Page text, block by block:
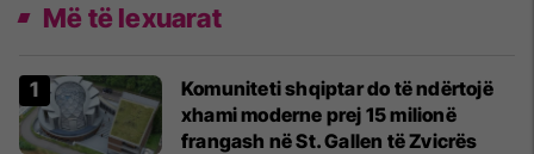
Më të lexuarat
Komuniteti shqiptar do të ndërtojë
xhami moderne prej 15 milionë
frangash në St. Gallen të Zvicrës